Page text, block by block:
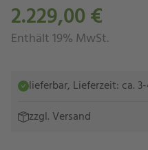
2.229,00 €
Enthält 19% MwSt.
lieferbar, Lieferzeit: ca.
zzgl. Versand